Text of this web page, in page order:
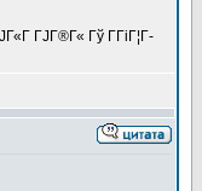
ГЈГ®Г« Гў Г­ГіГ¦Г­